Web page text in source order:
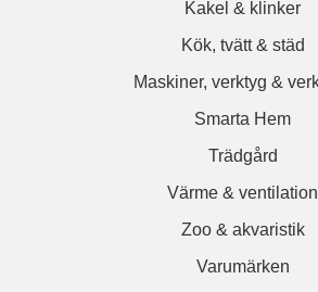
Kakel & klinker
Kök, tvätt & städ
Maskiner, verktyg &
Smarta Hem
Trädgård
Värme & ventilation
Zoo & akvaristik
Varumärken